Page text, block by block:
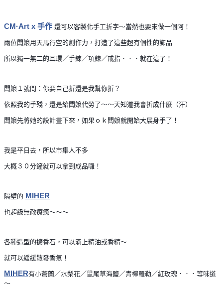
CM·Art x 手作 還可以客製化手工折字～當然也要來做一個阿！
兩位闆娘用天馬行空的創作力，打造了這些超有個性的飾品
所以獨一無二的耳環／手鍊／項鍊／戒指．．．就在這了！
闆娘１號問：你要自己折還是我幫你折？
依照我的手殘，還是給闆娘代勞了～～天知道我會折成什麼（汗）
闆娘先將她的設計畫下來，如果ｏｋ闆娘就開始大展身手了！
我是平日去，所以市集人不多
大概３０分鐘就可以拿到成品囉！
隔壁的 MIHER
也超級無敵療癒～～～
各種造型的擴香石，可以滴上精油或香精～
就可以緩緩散發香氣！
MIHER有小蒼蘭／水梨花／鼠尾草海鹽／青檸羅勒／紅玫瑰．．．等味道
～